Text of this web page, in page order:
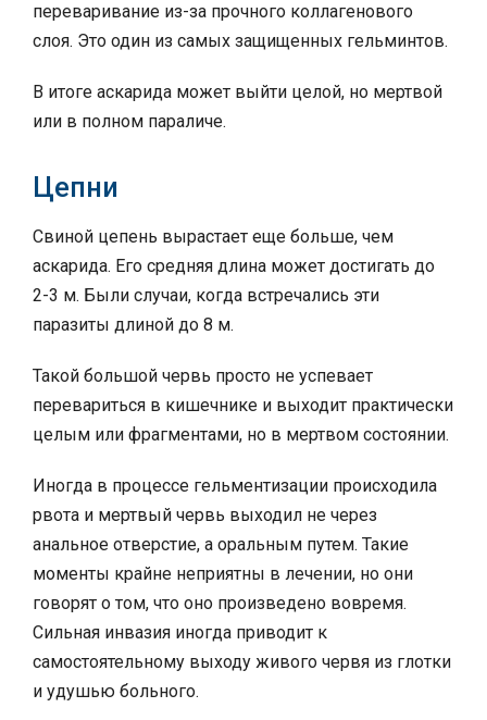
переваривание из-за прочного коллагенового
слоя. Это один из самых защищенных гельминтов.
В итоге аскарида может выйти целой, но мертвой
или в полном параличе.
Цепни
Свиной цепень вырастает еще больше, чем
аскарида. Его средняя длина может достигать до
2-3 м. Были случаи, когда встречались эти
паразиты длиной до 8 м.
Такой большой червь просто не успевает
перевариться в кишечнике и выходит практически
целым или фрагментами, но в мертвом состоянии.
Иногда в процессе гельментизации происходила
рвота и мертвый червь выходил не через
анальное отверстие, а оральным путем. Такие
моменты крайне неприятны в лечении, но они
говорят о том, что оно произведено вовремя.
Сильная инвазия иногда приводит к
самостоятельному выходу живого червя из глотки
и удушью больного.